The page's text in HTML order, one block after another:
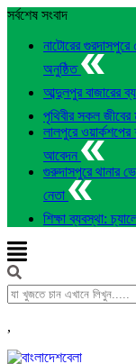
সর্বশেষ সংবাদ
নাটোরের গুরদাসপুরে
অনুষ্ঠিত
আব্দুলপুর বাজারের
পৃথিবীর সকল জীবের
লালপুরে
আবেদন
গুরুদাসপুরে থানার
নেতা
শিক্ষা ব্যবস্থা:
,